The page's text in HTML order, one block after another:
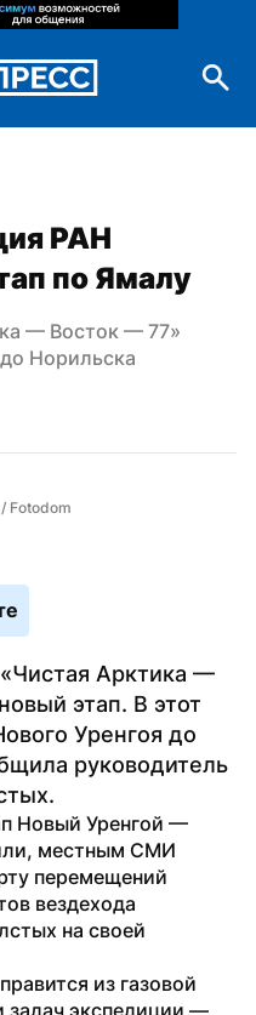
РАН
по Ямалу
— Восток — 77»
Норильска
Fotodom
Арктика —
этап. В этот
Уренгоя до
руководитель
Новый Уренгой —
местным СМИ
перемещений
вездехода
на своей
из газовой
экспедиции —